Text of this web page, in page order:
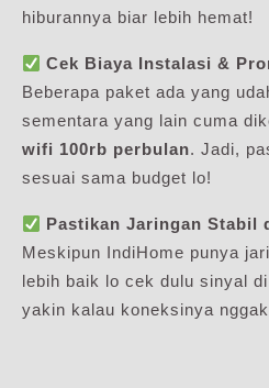
hiburannya biar lebih hemat!
Cek Biaya Instalasi &
Beberapa paket ada yang
sementara yang lain cuma
wifi 100rb perbulan. Jadi,
sesuai sama budget lo!
Pastikan Jaringan Stabil
Meskipun IndiHome punya
lebih baik lo cek dulu sinyal
yakin kalau koneksinya